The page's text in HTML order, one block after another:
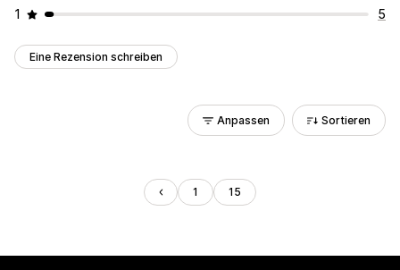
1
5
Eine Rezension schreiben
Anpassen Sortieren
1 15